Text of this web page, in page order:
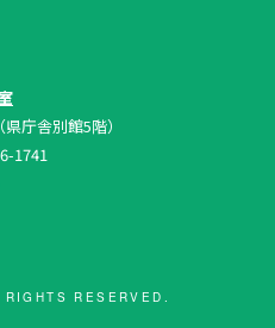
庁舎別館5階）
1741
RESERVED.